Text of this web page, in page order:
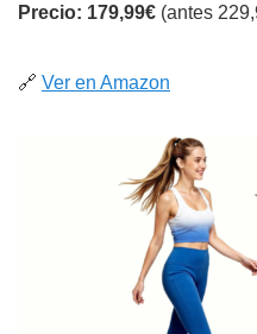
Precio: 179,99€ (antes
🔗 Ver en Amazon